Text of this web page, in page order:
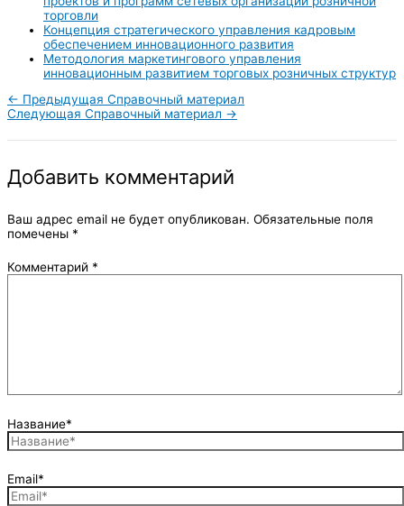
торговли
Концепция стратегического управления кадровым
обеспечением инновационного развития
Методология маркетингового управления
инновационным развитием торговых розничных структур
← Предыдущая Справочный материал
Следующая Справочный материал →
Добавить комментарий
Ваш адрес email не будет опубликован. Обязательные поля
помечены *
Комментарий *
Название*
Email*